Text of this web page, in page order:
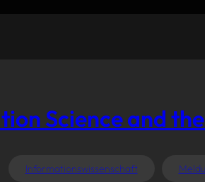
Science and
Informationswissenschaft